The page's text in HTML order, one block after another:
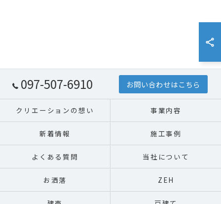
097-507-6910 お問い合わせはこちら
クリエーションの想い 事業内容
新着情報 施工事例
よくある質問 当社について
お洒落 ZEH